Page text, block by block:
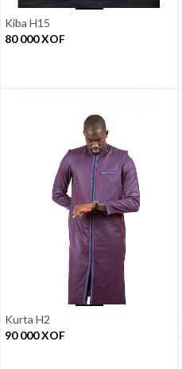
Kiba H15
80 000XOF
Kurta H2
90 000XOF